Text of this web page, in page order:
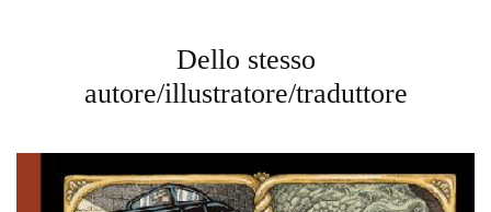
Dello stesso
autore/illustratore/traduttore